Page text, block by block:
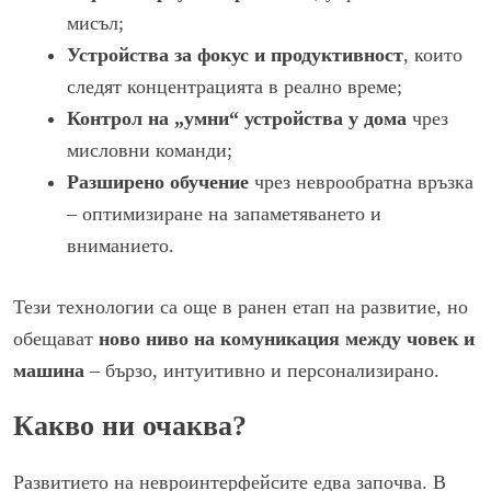
мисъл;
Устройства за фокус и продуктивност, които
следят концентрацията в реално време;
Контрол на „умни“ устройства у дома чрез
мисловни команди;
Разширено обучение чрез неврообратна връзка
– оптимизиране на запаметяването и
вниманието.
Тези технологии са още в ранен етап на развитие, но
обещават ново ниво на комуникация между човек и
машина – бързо, интуитивно и персонализирано.
Какво ни очаква?
Развитието на невроинтерфейсите едва започва. В